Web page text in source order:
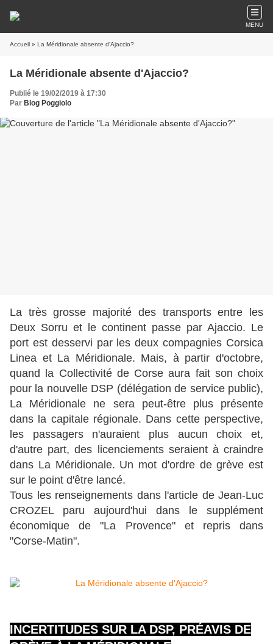
MENU
Accueil » La Méridionale absente d'Ajaccio?
La Méridionale absente d'Ajaccio?
Publié le 19/02/2019 à 17:30
Par Blog Poggiolo
La très grosse majorité des transports entre les
Deux Sorru et le continent passe par Ajaccio. Le
port est desservi par les deux compagnies Corsica
Linea et La Méridionale. Mais, à partir d'octobre,
quand la Collectivité de Corse aura fait son choix
pour la nouvelle DSP (délégation de service public),
La Méridionale ne sera peut-être plus présente
dans la capitale régionale. Dans cette perspective,
les passagers n'auraient plus aucun choix et,
d'autre part, des licenciements seraient à craindre
dans La Méridionale. Un mot d'ordre de grève est
sur le point d'être lancé.
Tous les renseignements dans l'article de Jean-Luc
CROZEL paru aujourd'hui dans le supplément
économique de "La Provence" et repris dans
"Corse-Matin".
INCERTITUDES SUR LA DSP, PRÉAVIS DE